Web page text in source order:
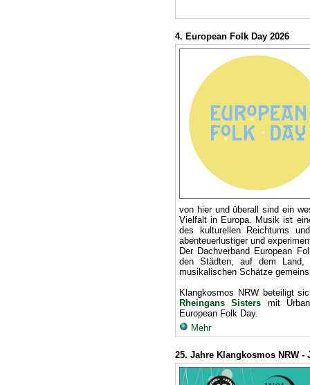
4. European Folk Day 2026
von hier und überall sind ein
Vielfalt in Europa. Musik ist
des kulturellen Reichtums
abenteuerlustiger und
Der Dachverband European
den Städten, auf dem
musikalischen Schätze
Klangkosmos NRW beteiligt
Rheingans Sisters
mit
European Folk Day.
Mehr
25. Jahre Klangkosmos NRW -